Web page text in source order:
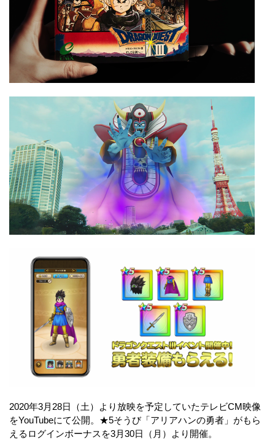
2020年3月28日（土）より放映を予定していたテレビCM映像
をYouTubeにて公開。★5そうび「アリアハンの勇者」がもら
えるログインボーナスを3月30日（月）より開催。